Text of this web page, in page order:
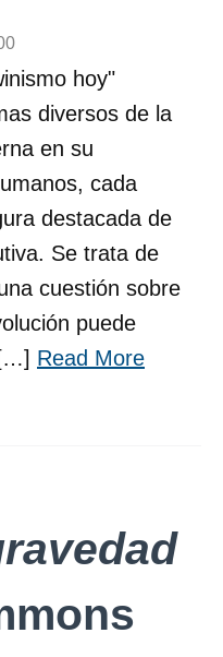
hoy"
diversos de la
en su
cada
destacada de
Se trata de
cuestión sobre
puede
Read More